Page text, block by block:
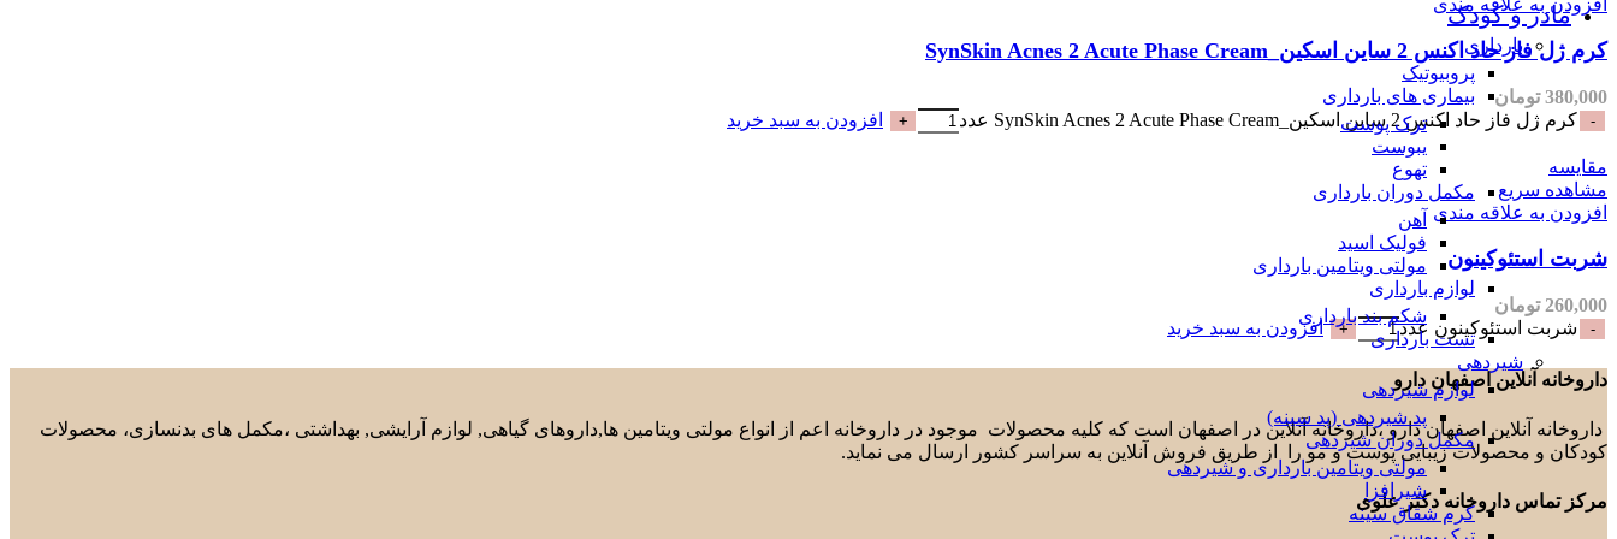
مادر و کودک
بارداری
پروبیوتیک
بیماری های بارداری
ترک پوست
یبوست
تهوع
مکمل دوران بارداری
آهن
فولیک اسید
مولتی ویتامین بارداری
لوازم بارداری
شکم بند بارداری
تست بارداری
شیردهی
لوازم شیردهی
پد شیردهی (پد سینه)
مکمل دوران شیردهی
مولتی ویتامین بارداری و شیردهی
شیرافزا
کرم شقاق سینه
کرم ژل فاز حاد اکنس 2 ساین اسکین_SynSkin Acnes 2 Acute Phase Cream
380,000 تومان
کرم ژل فاز حاد اکنس 2 ساین اسکین_SynSkin Acnes 2 Acute Phase Cream عدد
افزودن به سبد خرید
مقایسه
مشاهده سریع
افزودن به علاقه مندی
شربت استئوکینون
260,000 تومان
شربت استئوکینون عدد
افزودن به سبد خرید
داروخانه آنلاین اصفهان دارو
داروخانه آنلاین اصفهان دارو ،داروخانه آنلاین در اصفهان است که کلیه محصولات موجود در داروخانه اعم از انواع مولتی ویتامین ها,داروهای گیاهی, لوازم آرایشی, بهداشتی ،مکمل های بدنسازی، محصولات
کودکان و محصولات زیبایی پوست و مو را از طریق فروش آنلاین به سراسر کشور ارسال می نماید.
مرکز تماس داروخانه دکتر علوی